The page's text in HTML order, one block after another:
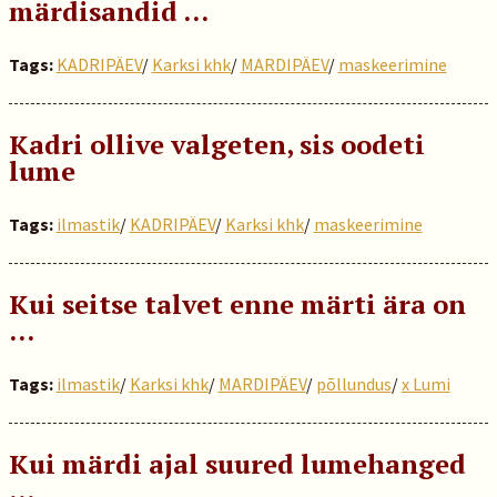
märdisandid …
Tags: KADRIPÄEV/ Karksi khk/ MARDIPÄEV/ maskeerimine
Kadri ollive valgeten, sis oodeti
lume
Tags: ilmastik/ KADRIPÄEV/ Karksi khk/ maskeerimine
Kui seitse talvet enne märti ära on
…
Tags: ilmastik/ Karksi khk/ MARDIPÄEV/ põllundus/x Lumi
Kui märdi ajal suured lumehanged